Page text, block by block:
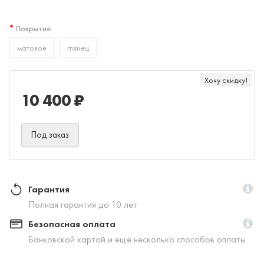
Покрытие
матовое
глянец
Хочу скидку!
10 400 ₽
Под заказ
Гарантия
Полная гарантия до 10 лет
Безопасная оплата
Банковской картой и еще несколько способов оплаты